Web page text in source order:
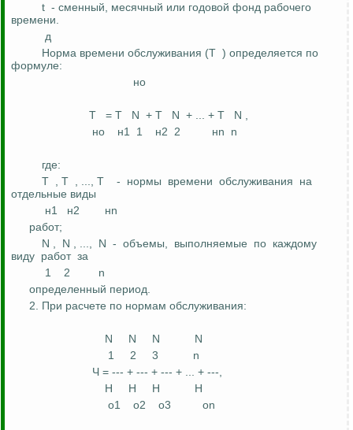
t - сменный, месячный или годовой фонд рабочего
времени.
д
Норма времени обслуживания (Т ) определяется по
формуле:
но
Т = Т N + Т N + ... + Т
N ,
но
н1 1 н2 2 нn n
где:
Т , Т , ..., Т - нормы времени обслуживания
на
отдельные виды
н1 н2
нn
работ;
N ,
N , ..., N - объемы, выполняемые по каждому
виду работ за
1
2
n
определенный период.
2. При расчете по нормам обслуживания:
N N N
N
1
2 3
n
Ч = --- + --- + --- + ... + ---,
Н
Н Н
Н
о1 о2 о3 оn